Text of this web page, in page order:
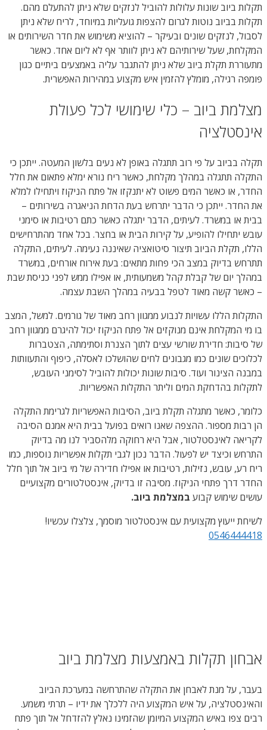
תקלות ביוב שונות עלולות להוביל לנזקים שלא ניתן להתעלם מהם.
תקלות בביוב נוטות לגרום להצפות גועליות במיוחד, לריח שלא ניתן
לסבול, לנזקים שונים ובעיקר – להוציא משימוש את חדר השירותים או
המקלחת, שעל שירותיהם לא ניתן לוותר אף לא ליום אחד. כאשר
מתעוררת תקלת ביוב שלא ניתן להתגבר עליה באמצעים ביתיים כגון
פומפה רגילה, מומלץ להזמין איש מקצוע במהירות האפשרית.
מצלמת ביוב – כלי שימושי לכל פעולת
אינסטלציה
תקלה בביוב על פי רוב תתגלה באופן לא נעים בלשון המעטה. ייתכן כי
התקלה תתגלה במהלך מקלחת, כאשר ריח נורא ימלא פתאום את חלל
החדר, או כאשר המים פשוט לא יתנקזו אל פתח הניקוז ויתחילו למלא
את החדר. ייתכן כי הדבר יתרחש בעת הדחת הניאגרה בשירותים –
בבית או במשרד. לעיתים, הדבר יתגלה כאשר כתם רטיבות או סימני
עובש יתחילו להופיע, על קירות הבית או בחצר. בכל אחד מהתרחישים
הללו, תקלת הביוב תיצור סיטואציה שאיננה נעימה. לעיתים, התקלה
תתרחש בדיוק במצב הכי פחות מתאים: בעת אירוח אורחים, במשרד
במהלך יום של קבלת קהל משמעותית, או אפילו ממש לפני כניסת שבת
– כאשר קשה מאוד לטפל בבעיה במהלך השבת עצמה.
התקלות הללו עשויות לנבוע ממגוון רחב מאוד של גורמים. למשל, המצב
בו מי המקלחת אינם מנוקזים אל פתח הניקוז יכול להיגרם ממגוון רחב
של סיבות: חדירת שורשי עצים לתוך הצנרת וסתימתה, הצטברות
לכלוכים שונים כמו מגבונים לחים שהושלכו לאסלה, כיפוף והתעוותות
במבנה הצינור ועוד. סיבות שונות יכולות להוביל לסימני העובש,
לתקלות בהדחקת המים וליתר התקלות האפשריות.
כלומר, כאשר מתגלה תקלת ביוב, הסיבות האפשריות לגרימת התקלה
הן רבות מספור. ההצפה שאנו רואים בפועל בבית היא אמנם הסיבה
לקריאה לאינסטלטור, אבל היא רחוקה מלהסביר לנו מה בדיוק
התרחש וכיצד יש לפעול. הדבר נכון לגבי תקלות אפשריות נוספות, כמו
ריח רע, עובש, נזילות, רטיבות או אפילו חדירה של מי ביוב אל תוך חלל
החדר דרך פתחי הניקוז. מסיבה זו בדיוק, אינסטלטורים מקצועיים
עושים שימוש קבוע במצלמת ביוב.
לשיחת ייעוץ מקצועית עם אינסטלטור מוסמך, צלצלו עכשיו!
0546444418
אבחון תקלות באמצעות מצלמת ביוב
בעבר, על מנת לאבחן את התקלה שהתרחשה במערכת הביוב
והאינסטלציה, על איש המקצוע היה ללכלך את ידיו – תרתי משמע.
רבים צפו באיש המקצוע המיומן שהזמינו נאלץ להזדחל אל תוך פתח